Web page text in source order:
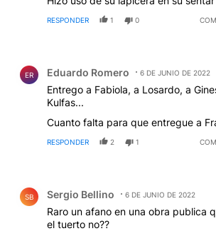
RESPONDER 1 0
ER Eduardo Romero 6 DE JUNIO DE 2022
Entrego a Fabiola, a Losardo, a
Kulfas...
Cuanto falta para que entregue a
RESPONDER 2 1
SB Sergio Bellino 6 DE JUNIO DE 2022
Raro un afano en una obra publica
el tuerto no??